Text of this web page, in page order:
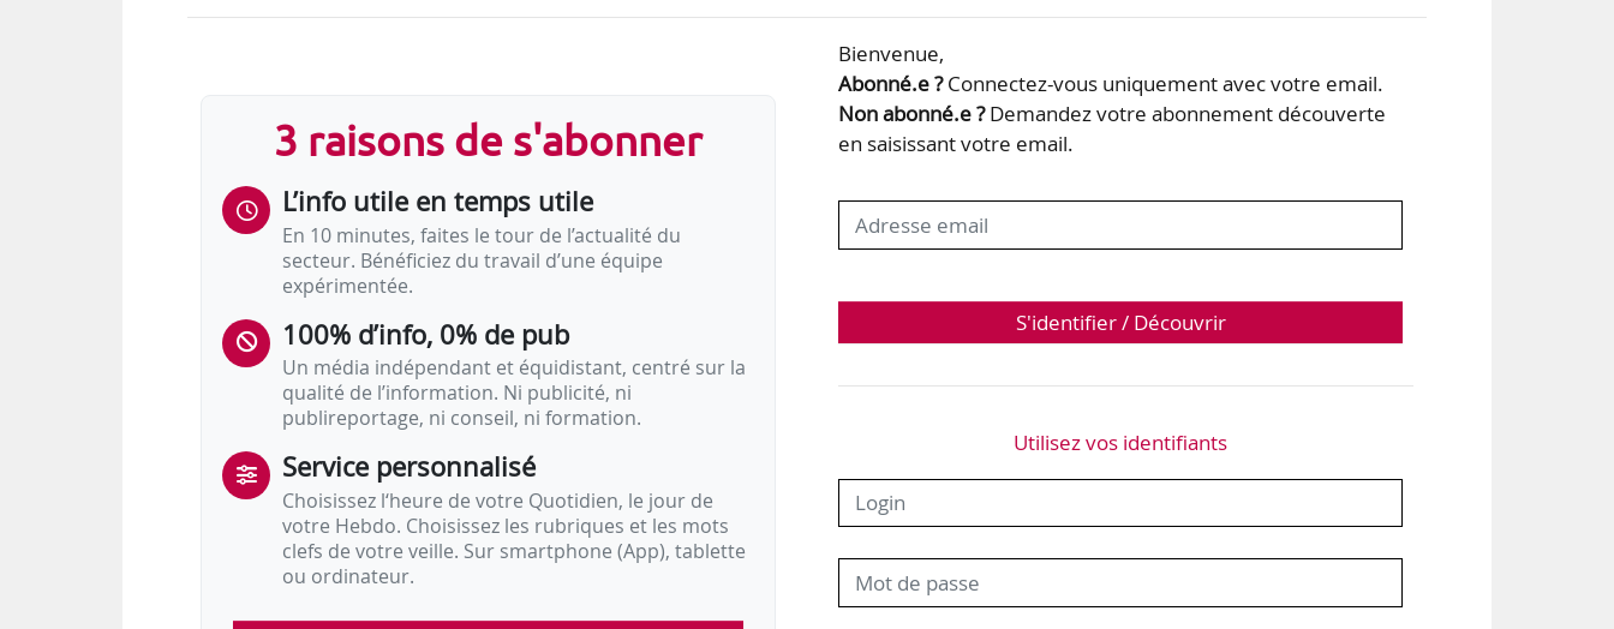
3 raisons de s'abonner
L’info utile en temps utile
En 10 minutes, faites le tour de l’actualité du
secteur. Bénéficiez du travail d’une équipe
expérimentée.
100% d’info, 0% de pub
Un média indépendant et équidistant, centré sur la
qualité de l’information. Ni publicité, ni
publireportage, ni conseil, ni formation.
Service personnalisé
Choisissez l‘heure de votre Quotidien, le jour de
votre Hebdo. Choisissez les rubriques et les mots
clefs de votre veille. Sur smartphone (App), tablette
ou ordinateur.
Bienvenue,
Abonné.e ?Connectez-vous uniquement avec votre email.
Non abonné.e ?Demandez votre abonnement découverte
en saisissant votre email.
S'identifier / Découvrir
Utilisez vos identifiants